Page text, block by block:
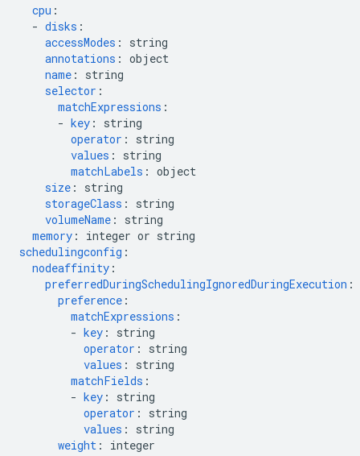
cpu :
- disks :
accessModes :
string
annotations : object
name :
string
selector :
matchExpressions :
- key :
string
operator :
string
values :
string
matchLabels : object
size :
string
storageClass :
string
volumeName :
string
memory :
integer or string
schedulingconfig :
nodeaffinity :
preferredDuringSchedulingIgnoredDuringExecution :
preference :
matchExpressions :
- key :
string
operator :
string
values :
string
matchFields :
- key :
string
operator :
string
values :
string
weight :
integer